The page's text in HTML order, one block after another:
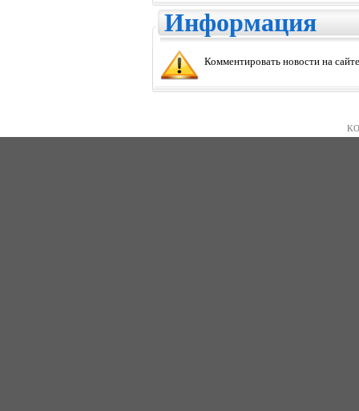
Информация
Комментировать новости на